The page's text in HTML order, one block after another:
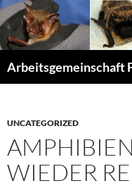
UNCATEGORIZED
WIEDER